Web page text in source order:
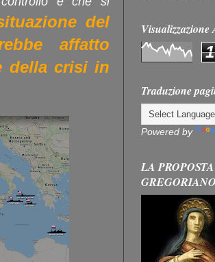
del
affatto
della crisi in
1
Traduzione
Powered by
LA